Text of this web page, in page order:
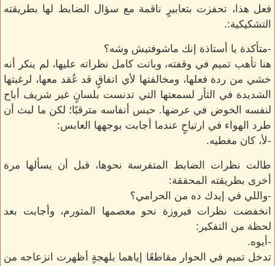
فعل هذا، تحفزت بتعابيرٍ ناقمة مع سؤال الضابط لها بطريقته
التشكيكية:.
-متأكدة يا أستاذة إنك ماشوفتيش وشه؟
هنا تأهب تميم في وقفته، وباتت كامل نظراته عليها، لم ينكر أنه
خشي من ردة فعلها، ومخالفتها لأي اتفاقٍ قد عُقد معها، لرغبتها
الشديدة في الثأر لسمعتها التي تدنست بلسانٍ غير شريف أباح
لنفسه الخوض في عرضها. حبس أنفاسه مترقبًا؛ لكن ما لبث أن
طرد الهواء في ارتياحٍ عندما أجابت بوجهها العابس:
-لأ، كان مغطيه.
طالت نظرات الضابط المتفرسة نحوها، قبل أن يسألها مرة
أخرى بطريقته المحققة:
-واللي في إيدك ده من الحرامي؟
انخفضت نظرات فيروزة نحو معصمها المتورم، وأجابت بعد
لحظة من التفكير:
-أيوه.
تدخل تميم في الحوار مقاطعًا إياهما بلهجةٍ أظهرت انزعاجه من